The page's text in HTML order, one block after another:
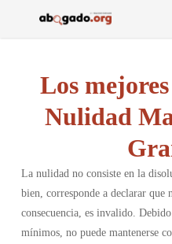
Los
Nulidad
La nulidad no consiste en la
bien, corresponde a declarar que
consecuencia, es invalido.
mínimos, no puede mantenerse